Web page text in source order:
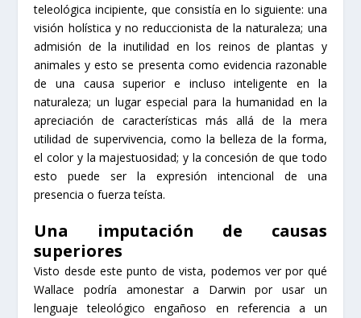
teleológica incipiente, que consistía en lo siguiente: una
visión holística y no reduccionista de la naturaleza; una
admisión de la inutilidad en los reinos de plantas y
animales y esto se presenta como evidencia razonable
de una causa superior e incluso inteligente en la
naturaleza; un lugar especial para la humanidad en la
apreciación de características más allá de la mera
utilidad de supervivencia, como la belleza de la forma,
el color y la majestuosidad; y la concesión de que todo
esto puede ser la expresión intencional de una
presencia o fuerza teísta.
Una imputación de causas
superiores
Visto desde este punto de vista, podemos ver por qué
Wallace podría amonestar a Darwin por usar un
lenguaje teleológico engañoso en referencia a un